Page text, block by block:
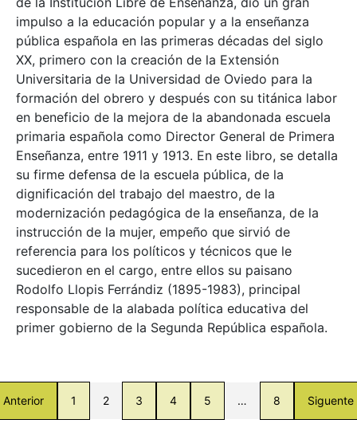
impulso a la educación popular y a la enseñanza
pública española en las primeras décadas del siglo
XX, primero con la creación de la Extensión
Universitaria de la Universidad de Oviedo para la
formación del obrero y después con su titánica labor
en beneficio de la mejora de la abandonada escuela
primaria española como Director General de Primera
Enseñanza, entre 1911 y 1913. En este libro, se detalla
su firme defensa de la escuela pública, de la
dignificación del trabajo del maestro, de la
modernización pedagógica de la enseñanza, de la
instrucción de la mujer, empeño que sirvió de
referencia para los políticos y técnicos que le
sucedieron en el cargo, entre ellos su paisano
Rodolfo Llopis Ferrándiz (1895-1983), principal
responsable de la alabada política educativa del
primer gobierno de la Segunda República española.
Anterior 1 2 3 4 5 … 8 Siguente